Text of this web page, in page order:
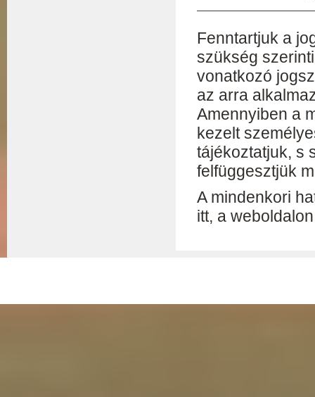
Fenntartjuk a
szükség
vonatkozó
az arra
Amennyiben a
kezelt
tájékoztatjuk, s
felfüggesztjük
A mindenkori
itt, a